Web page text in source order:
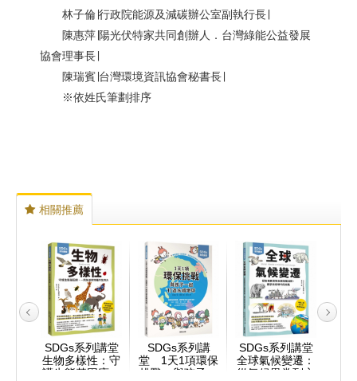
林子倫∣行政院能源及減碳辦公室副執行長∣
陳惠萍∣陽光伏特家共同創辦人．台灣綠能公益發展
協會理事長∣
陳瑞賓∣台灣環境資訊協會秘書長∣
※依姓氏筆劃排序
相關推薦
SDGs系列講堂
生物多樣性：守
護生態基因庫，
SDGs系列講
堂 1天1項環保
挑戰，與孩子一
SDGs系列講堂
全球氣候變遷：
從氣候異常到永